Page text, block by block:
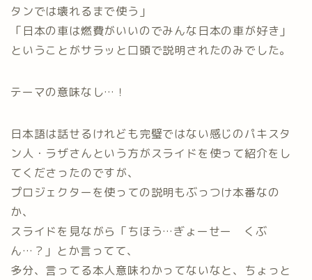
タンでは壊れるまで使う」
「日本の車は燃費がいいのでみんな日本の車が好き」
ということがサラッと口頭で説明されたのみでした。
テーマの意味なし…！
日本語は話せるけれども完璧ではない感じのパキスタ
ン人・ラザさんという方がスライドを使って紹介をし
てくださったのですが、
プロジェクターを使っての説明もぶっつけ本番なの
か、
スライドを見ながら「ちほう…ぎょーせー くぶ
ん…？」とか言ってて、
多分、言ってる本人意味わかってないなと、ちょっと